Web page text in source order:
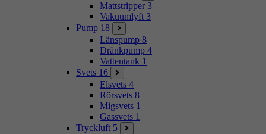
Mattstripper 3
Vakuumlyft 3
Pump 18
Länspump 8
Dränkpump 4
Vattentank 1
Svets 16
Elsvets 4
Rörsvets 8
Migsvets 1
Gassvets 1
Tryckluft 5